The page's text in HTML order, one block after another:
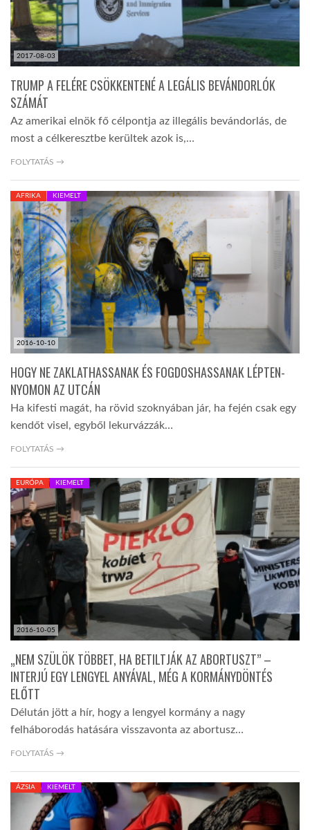
A VILÁG ITTHON
GLOBOTV BP
HÍR3D
TROPICALMAGAZIN
GLOBOTV
AFRIKA TUDÁSTÁR
LINKTR.EE
GLOBOZSARU
DOBRAVERO.HU
LATIMO.HU
GLOBOBOOK
2017-08-03
TRUMP A FELÉRE CSÖKKENTENÉ A LEGÁLIS BEVÁNDORLÓK
SZÁMÁT
Az amerikai elnök fő célpontja az illegális bevándorlás, de
most a célkeresztbe kerültek azok is,…
FOLYTATÁS →
2016-10-10
AFRIKA KIEMELT
HOGY NE ZAKLATHASSANAK ÉS FOGDOSHASSANAK LÉPTEN-
NYOMON AZ UTCÁN
Ha kifesti magát, ha rövid szoknyában jár, ha fején csak egy
kendőt visel, egyből lekurvázzák…
FOLYTATÁS →
2016-10-05
EURÓPA KIEMELT
„NEM SZÜLÖK TÖBBET, HA BETILTJÁK AZ ABORTUSZT” –
INTERJÚ EGY LENGYEL ANYÁVAL, MÉG A KORMÁNYDÖNTÉS
ELŐTT
Délután jött a hír, hogy a lengyel kormány a nagy
felháborodás hatására visszavonta az abortusz…
FOLYTATÁS →
ÁZSIA KIEMELT